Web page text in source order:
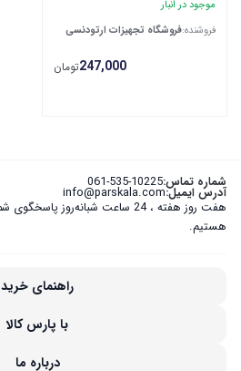
موجود در انبار
فروشنده:فروشگاه تجهیزات ارتودنسی
247,000تومان
شماره تماس:061-535-10225
آدرس ایمیل:info@parskala.com
هفت روز هفته ، 24 ساعت شبانه‌روز پاسخگوی
هستیم.
راهنمای خرید
با پارس کالا
درباره ما